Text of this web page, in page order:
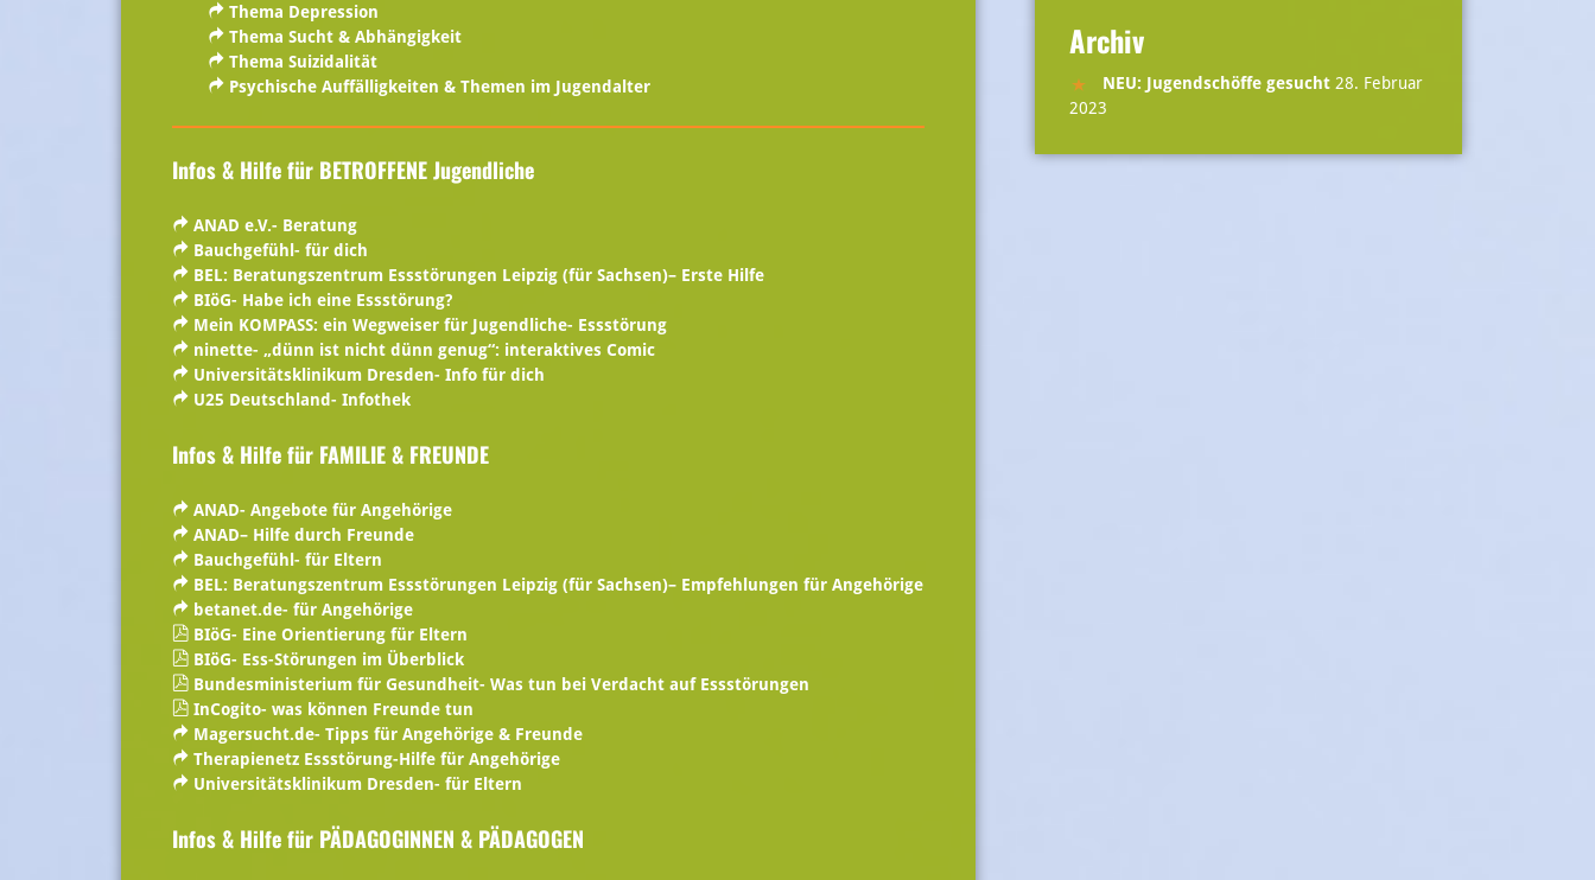
Thema Depression
Thema Sucht & Abhängigkeit
Thema Suizidalität
Psychische Auffälligkeiten & Themen im Jugendalter
Infos & Hilfe für BETROFFENE Jugendliche
ANAD e.V.- Beratung
Bauchgefühl- für dich
BEL: Beratungszentrum Essstörungen Leipzig (für Sachsen)– Erste Hilfe
BIöG- Habe ich eine Essstörung?
Mein KOMPASS: ein Wegweiser für Jugendliche- Essstörung
ninette- „dünn ist nicht dünn genug“: interaktives Comic
Universitätsklinikum Dresden- Info für dich
U25 Deutschland- Infothek
Infos & Hilfe für FAMILIE& FREUNDE
ANAD- Angebote für Angehörige
ANAD– Hilfe durch Freunde
Bauchgefühl- für Eltern
BEL: Beratungszentrum Essstörungen Leipzig (für Sachsen)– Empfehlungen für Angehörige
betanet.de- für Angehörige
BIöG- Eine Orientierung für Eltern
BIöG- Ess-Störungen im Überblick
Bundesministerium für Gesundheit- Was tun bei Verdacht auf Essstörungen
InCogito- was können Freunde tun
Magersucht.de- Tipps für Angehörige & Freunde
Therapienetz Essstörung-Hilfe für Angehörige
Universitätsklinikum Dresden- für Eltern
Infos & Hilfe für PÄDAGOGINNEN & PÄDAGOGEN
Archiv
NEU: Jugendschöffe gesucht 28. Februar
2023